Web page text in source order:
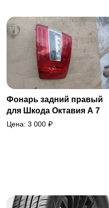
Фонарь задний правый
для Шкода Октавия А 7
Цена: 3 000 ₽